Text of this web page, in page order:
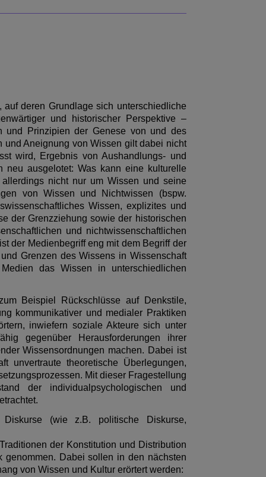
deren Grundlage sich unterschiedliche
und historischer Perspektive –
und Prinzipien der Genese von und des
Aneignung von Wissen gilt dabei nicht
wird, Ergebnis von Aushandlungs- und
neu ausgelotet: Was kann eine kulturelle
nicht nur um Wissen und seine
von Wissen und Nichtwissen (bspw.
Wissen, explizites und
der Grenzziehung sowie der historischen
und nichtwissenschaftlichen
der Medienbegriff eng mit dem Begriff der
Grenzen des Wissens in Wissenschaft
das Wissen in unterschiedlichen
Beispiel Rückschlüsse auf Denkstile,
kommunikativer und medialer Praktiken
inwiefern soziale Akteure sich unter
gegenüber Herausforderungen ihrer
Wissensordnungen machen. Dabei ist
unvertraute theoretische Überlegungen,
Mit dieser Fragestellung
der individualpsychologischen und
(wie z.B. politische Diskurse,
der Konstitution und Distribution
Dabei sollen in den nächsten
von Wissen und Kultur erörtert werden: